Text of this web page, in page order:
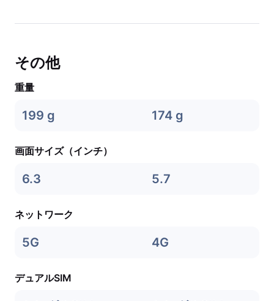
その他
重量
199 g 174 g
画面サイズ（インチ）
6.3 5.7
ネットワーク
5G 4G
デュアルSIM